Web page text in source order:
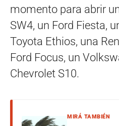
momento para abrir
SW4, un Ford Fiesta,
Toyota Ethios, una
Ford Focus, un
Chevrolet S10.
MIRÁ TAMBIÉN